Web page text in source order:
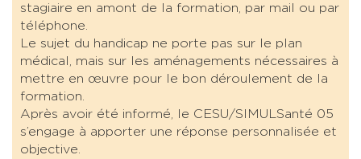
stagiaire en amont de la formation, par mail ou par
téléphone.
Le sujet du handicap ne porte pas sur le plan
médical, mais sur les aménagements nécessaires à
mettre en œuvre pour le bon déroulement de la
formation.
Après avoir été informé, le CESU/SIMULSanté 05
s’engage à apporter une réponse personnalisée et
objective.